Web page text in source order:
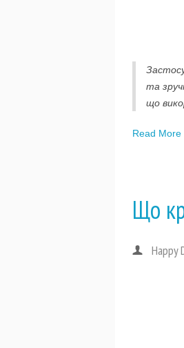
та
що
Read
Що
Happy